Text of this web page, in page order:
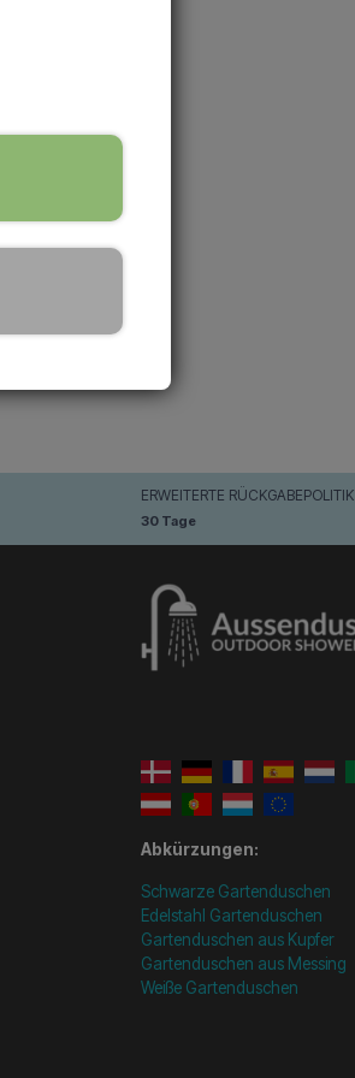
ERWEITERTE RÜCKGABEPOLITIK
30 Tage
Abkürzungen:
Schwarze Gartenduschen
Edelstahl Gartenduschen
Gartenduschen aus Kupfer
Gartenduschen aus Messing
Weiße Gartenduschen